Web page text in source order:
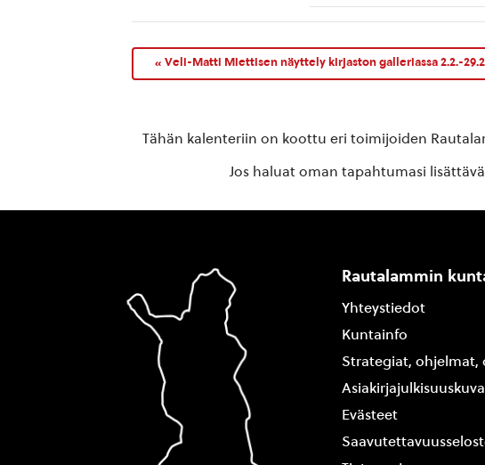
« Veli-Matti Miettisen näyttely kirjaston galleriassa 2.2.-
Tähän kalenteriin on koottu eri toimijoiden
Jos haluat oman tapahtumasi
Rautalammin
Yhteystiedot
Kuntainfo
Strategiat, ohjelmat,
Evästeet